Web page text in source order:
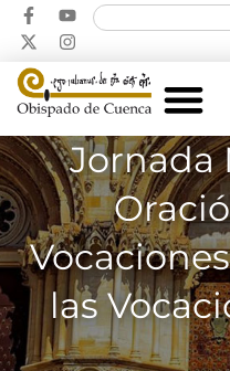
Jornada
las